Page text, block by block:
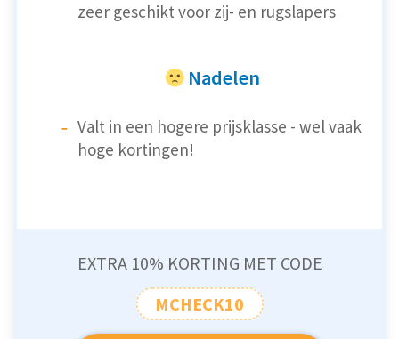
zeer geschikt voor zij- en rugslapers
Nadelen
Valt in een hogere prijsklasse - wel vaak
hoge kortingen!
EXTRA 10% KORTING MET CODE
MCHECK10